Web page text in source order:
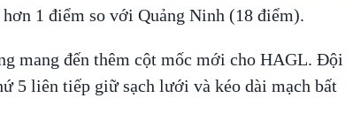
1 điểm so với Quảng Ninh (18 điểm).
mang đến thêm cột mốc mới cho HAGL. Đội
5 liên tiếp giữ sạch lưới và kéo dài mạch bất